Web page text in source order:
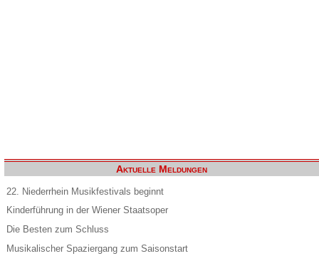
Aktuelle Meldungen
22. Niederrhein Musikfestivals beginnt
Kinderführung in der Wiener Staatsoper
Die Besten zum Schluss
Musikalischer Spaziergang zum Saisonstart